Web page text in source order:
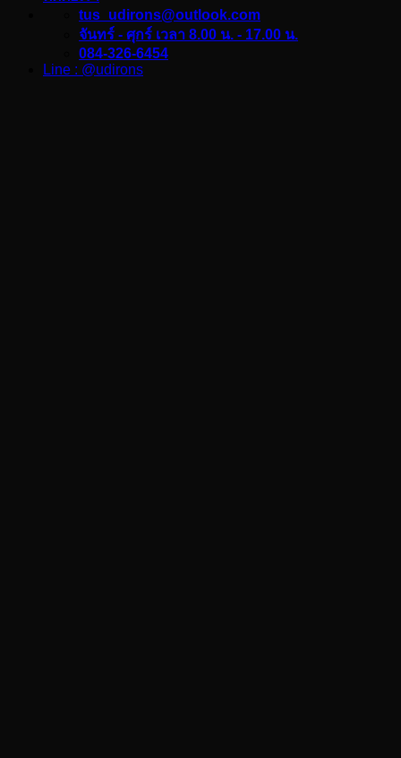
tus_udirons@outlook.com
จันทร์ - ศุกร์ เวลา 8.00 น. - 17.00 น.
084-326-6454
Line : @udirons